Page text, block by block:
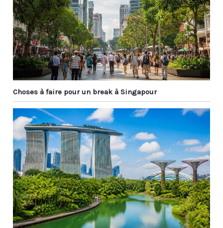
Choses à faire pour un break à Singapour